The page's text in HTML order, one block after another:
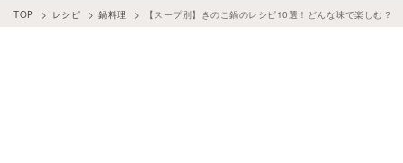
TOP レシピ 鍋料理 【スープ別】きのこ鍋のレシピ10選！どんな味で楽しむ？